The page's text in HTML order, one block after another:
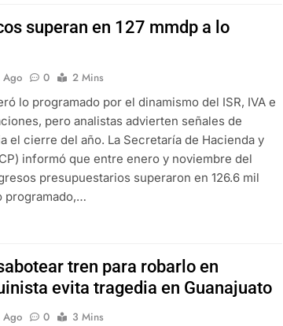
superan en 127 mmdp a lo
Ago 0
2 Mins
lo programado por el dinamismo del ISR, IVA e
pero analistas advierten señales de
el cierre del año. La Secretaría de Hacienda y
informó que entre enero y noviembre del
presupuestarios superaron en 126.6 mil
programado,…
tren para robarlo en
evita tragedia en Guanajuato
Ago 0
3 Mins